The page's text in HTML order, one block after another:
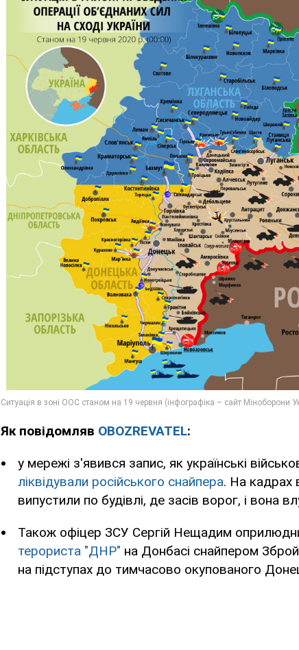
Як повідомляв OBOZREVATEL:
у мережі з'явився запис, як українські
ліквідували російського снайпера. На кадрах
випустили по будівлі, де засів ворог, і вона
Також офіцер ЗСУ Сергій Нещадим
терориста "ДНР" на Донбасі снайпером
на підступах до тимчасово окупованого